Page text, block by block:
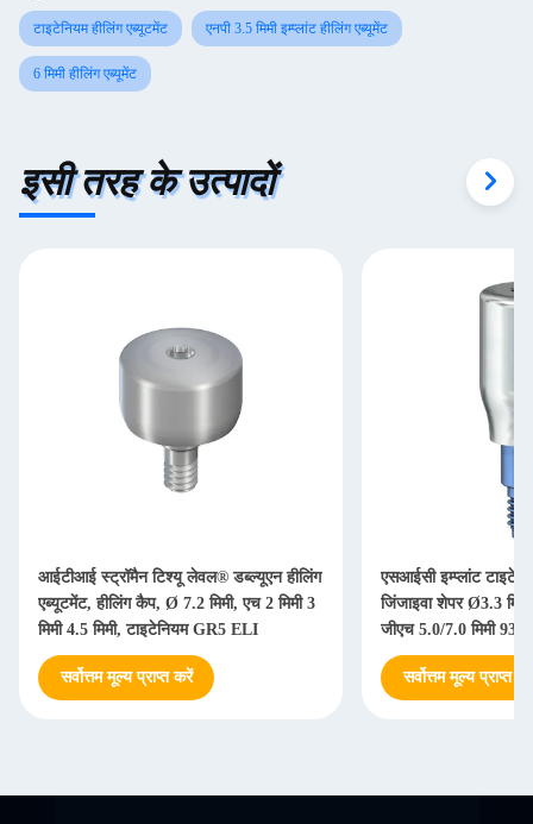
टाइटेनियम हीलिंग एब्यूटमेंट एनपी 3.5 मिमी इम्प्लांट हीलिंग एब्यूमेंट
6 मिमी हीलिंग एब्यूमेंट
इसी तरह के उत्पादों
आईटीआई स्ट्रॉमैन टिश्यू लेवल® डब्ल्यूएन हीलिंग
एब्यूटमेंट, हीलिंग कैप, Ø 7.2 मिमी, एच 2 मिमी 3
मिमी 4.5 मिमी, टाइटेनियम GR5 ELI
सर्वोत्तम मूल्य प्राप्त करें
एसआईसी इम्प्लांट
जिंजाइवा शेपर Ø3.3
जीएच 5.0/7.0 मिमी
सर्वोत्तम मूल्य प्राप्त